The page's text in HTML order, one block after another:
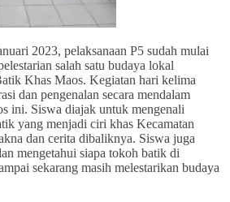
2023, pelaksanaan P5 sudah mulai
salah satu budaya lokal
Khas Maos. Kegiatan hari kelima
dan pengenalan secara mendalam
ini. Siswa diajak untuk mengenali
yang menjadi ciri khas Kecamatan
dan cerita dibaliknya. Siswa juga
mengetahui siapa tokoh batik di
sekarang masih melestarikan budaya